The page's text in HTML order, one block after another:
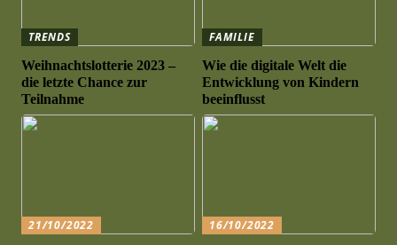
TRENDS
Weihnachtslotterie 2023 –
die letzte Chance zur
Teilnahme
FAMILIE
Wie die digitale Welt die
Entwicklung von Kindern
beeinflusst
21/10/2022
16/10/2022